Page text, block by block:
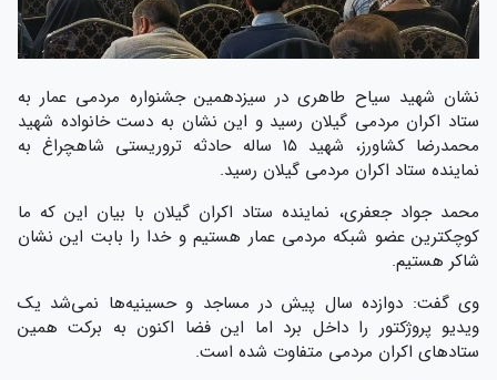
نشان شهید سیاح طاهری در سیزدهمین جشنواره مردمی عمار به
ستاد اکران مردمی گیلان رسید و این نشان به دست خانواده شهید
محمدرضا کشاورز، شهید ۱۵ ساله حادثه تروریستی شاهچراغ به
نماینده ستاد اکران مردمی گیلان رسید.
محمد جواد جعفری، نماینده ستاد اکران گیلان با بیان این که ما
کوچکترین عضو شبکه مردمی عمار هستیم و خدا را بابت این نشان
شاکر هستیم.
وی گفت: دوازده سال پیش در مساجد و حسینیه‌ها نمی‌شد یک
ویدیو پروژکتور را داخل برد اما این فضا اکنون به برکت همین
ستادهای اکران مردمی متفاوت شده است.